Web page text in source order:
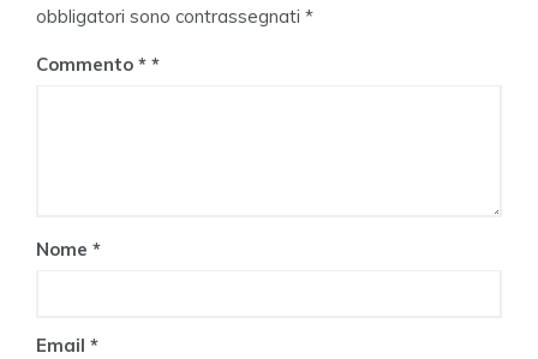
obbligatori sono contrassegnati *
Commento *
Nome *
Email *